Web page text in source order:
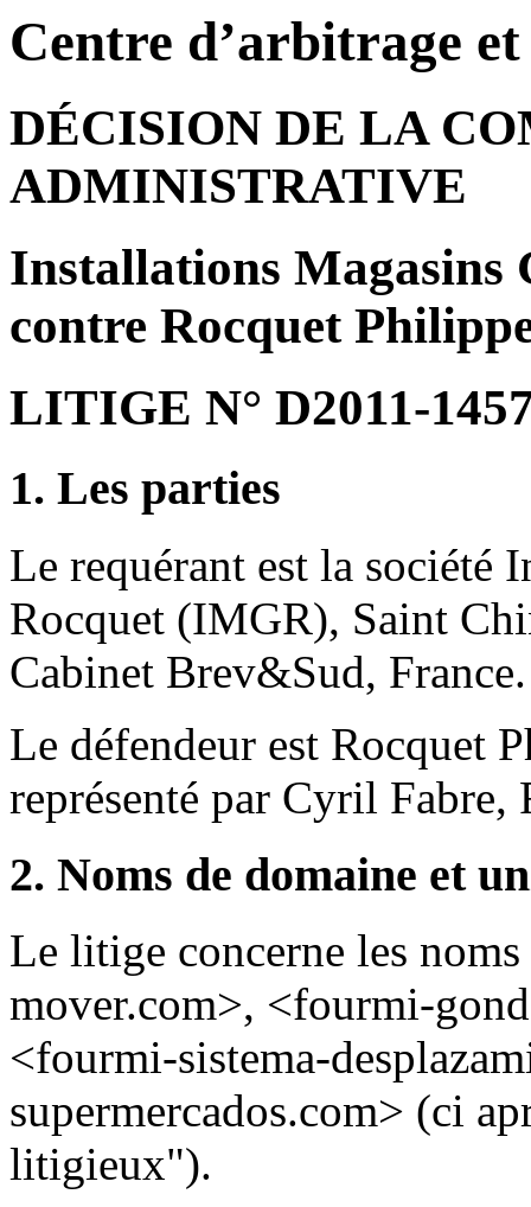
Centre d’arbitrage
DÉCISION DE LA
ADMINISTRATIVE
Installations
contre Rocquet
LITIGE N° D2011-
1. Les parties
Le requérant est la société
Rocquet (IMGR), Saint
Cabinet Brev&Sud, France.
Le défendeur est Rocquet
représenté par Cyril Fabre,
2. Noms de domaine et
Le litige concerne les
mover.com>, <fourmi-
<fourmi-sistema-
supermercados.com> (ci
litigieux").